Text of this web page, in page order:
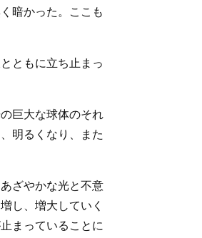
暗かった。ここも
ともに立ち止まっ
巨大な球体のそれ
明るくなり、また
ざやかな光と不意
し、増大していく
まっていることに